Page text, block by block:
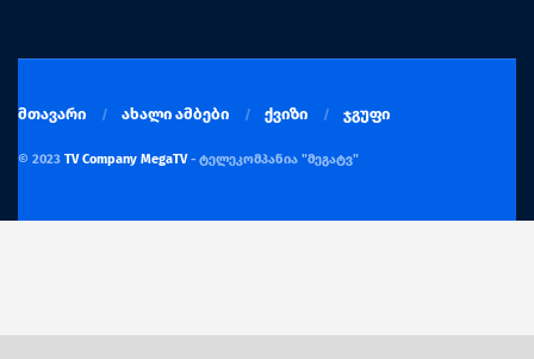
მთავარი ახალი ამბები ქვიზი ჯგუფი
© 2023 TV Company MegaTV- ტელეკომპანია "მეგატვ"